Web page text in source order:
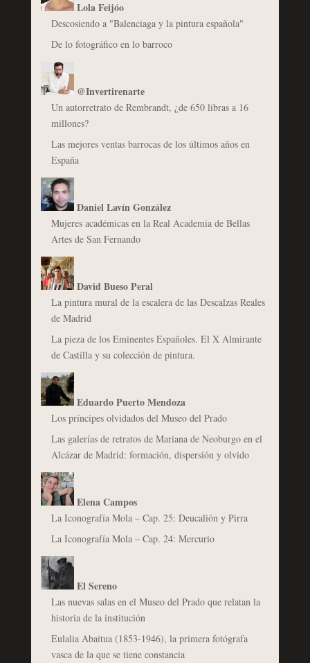
Lola Feijóo
Descosiendo a "Balenciaga y la pintura española"
De lo fotográfico en lo barroco
@Invertirenarte
Un autorretrato de Rembrandt, ¿de 650 libras a 16
millones?
Las mejores ventas barrocas de los últimos años en
España
Daniel Lavín González
Mujeres académicas en la Real Academia de Bellas
Artes de San Fernando
David Bueso Peral
La pintura mural de la escalera de las Descalzas Reales
de Madrid
La pieza de los Eminentes Españoles. El X Almirante
de Castilla y su colección de pintura.
Eduardo Puerto Mendoza
Los príncipes olvidados del Museo del Prado
Las galerías de retratos de Mariana de Neoburgo en el
Alcázar de Madrid: formación, dispersión y olvido
Elena Campos
La Iconografía Mola – Cap. 25: Deucalión y Pirra
La Iconografía Mola – Cap. 24: Mercurio
El Sereno
Las nuevas salas en el Museo del Prado que relatan la
historia de la institución
Eulalia Abaitua (1853-1946), la primera fotógrafa
vasca de la que se tiene constancia